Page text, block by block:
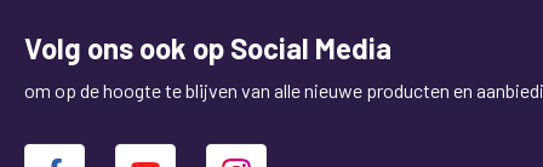
Volg ons ook op Social Media
om op de hoogte te blijven van alle nieuwe producten en